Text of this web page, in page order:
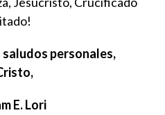
saludos personales,
E. Lori